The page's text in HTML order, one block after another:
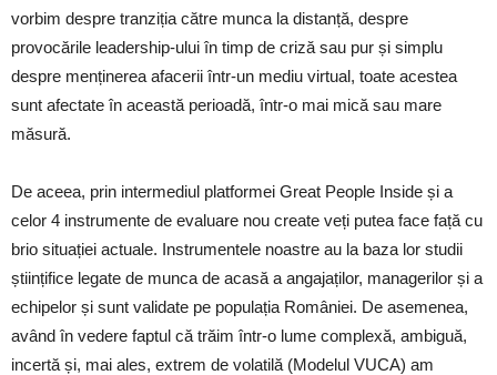
vorbim despre tranziția către munca la distanță, despre
provocările leadership-ului în timp de criză sau pur și simplu
despre menținerea afacerii într-un mediu virtual, toate acestea
sunt afectate în această perioadă, într-o mai mică sau mare
măsură.
De aceea, prin intermediul platformei Great People Inside și a
celor 4 instrumente de evaluare nou create veți putea face față cu
brio situației actuale. Instrumentele noastre au la baza lor studii
științifice legate de munca de acasă a angajaților, managerilor și a
echipelor și sunt validate pe populația României. De asemenea,
având în vedere faptul că trăim într-o lume complexă, ambiguă,
incertă și, mai ales, extrem de volatilă (Modelul VUCA) am